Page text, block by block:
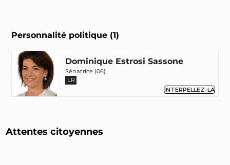
Personnalité politique (1)
Dominique Estrosi Sassone
Sénatrice (06)
LR
INTERPELLEZ-LA
Attentes citoyennes